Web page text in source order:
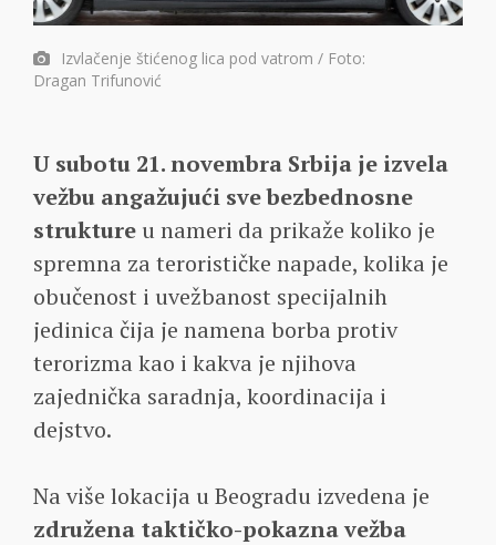
Izvlačenje štićenog lica pod vatrom / Foto:
Dragan Trifunović
U subotu 21. novembra Srbija je izvela
vežbu angažujući sve bezbednosne
strukture u nameri da prikaže koliko je
spremna za terorističke napade, kolika je
obučenost i uvežbanost specijalnih
jedinica čija je namena borba protiv
terorizma kao i kakva je njihova
zajednička saradnja, koordinacija i
dejstvo.
Na više lokacija u Beogradu izvedena je
združena taktičko-pokazna vežba